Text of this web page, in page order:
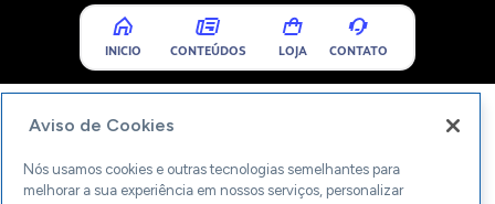
INICIO CONTEÚDOS LOJA CONTATO
Aviso de Cookies
Nós usamos cookies e outras tecnologias semelhantes para
melhorar a sua experiência em nossos serviços, personalizar